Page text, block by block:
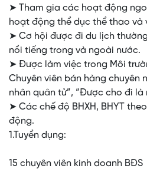
➤ Tham gia các hoạt động
hoạt động thể dục thể thao và
➤ Cơ hội được đi du lịch
nổi tiếng trong và ngoài nước.
➤ Được làm việc trong Môi
Chuyên viên bán hàng chuyên
nhân quân tử”, “Được cho đi là
➤ Các chế độ BHXH, BHYT
động.
1.Tuyển dụng:
15 chuyên viên kinh doanh BĐS